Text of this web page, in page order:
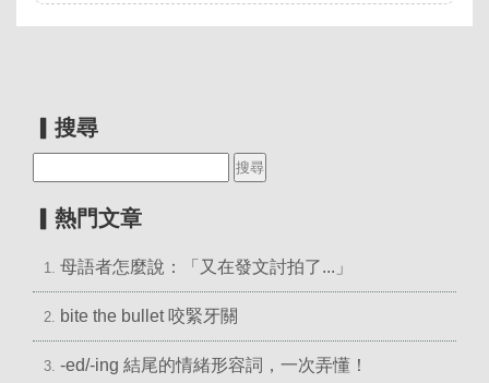
▎搜尋
▎熱門文章
1. 母語者怎麼說：「又在發文討拍了...」
2. bite the bullet 咬緊牙關
3. -ed/-ing 結尾的情緒形容詞，一次弄懂！